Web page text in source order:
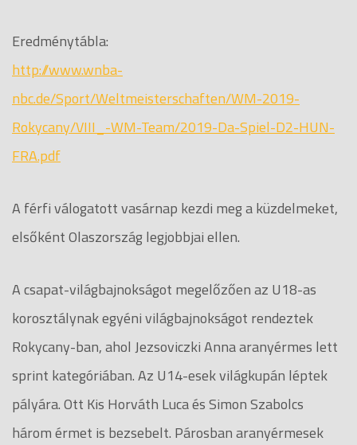
Eredménytábla:
http://www.wnba-
nbc.de/Sport/Weltmeisterschaften/WM-2019-
Rokycany/VIII_-WM-Team/2019-Da-Spiel-D2-HUN-
FRA.pdf
A férfi válogatott vasárnap kezdi meg a küzdelmeket,
elsőként Olaszország legjobbjai ellen.
A csapat-világbajnokságot megelőzően az U18-as
korosztálynak egyéni világbajnokságot rendeztek
Rokycany-ban, ahol Jezsoviczki Anna aranyérmes lett
sprint kategóriában. Az U14-esek világkupán léptek
pályára. Ott Kis Horváth Luca és Simon Szabolcs
három érmet is bezsebelt. Párosban aranyérmesek